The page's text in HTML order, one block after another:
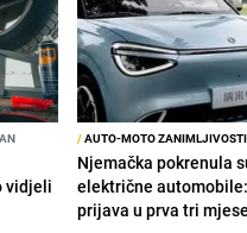
vidjeli
/AUTO-MOTO ZANIMLJIVOSTI
Njemačka pokrenula
električne
prijava u prva tri